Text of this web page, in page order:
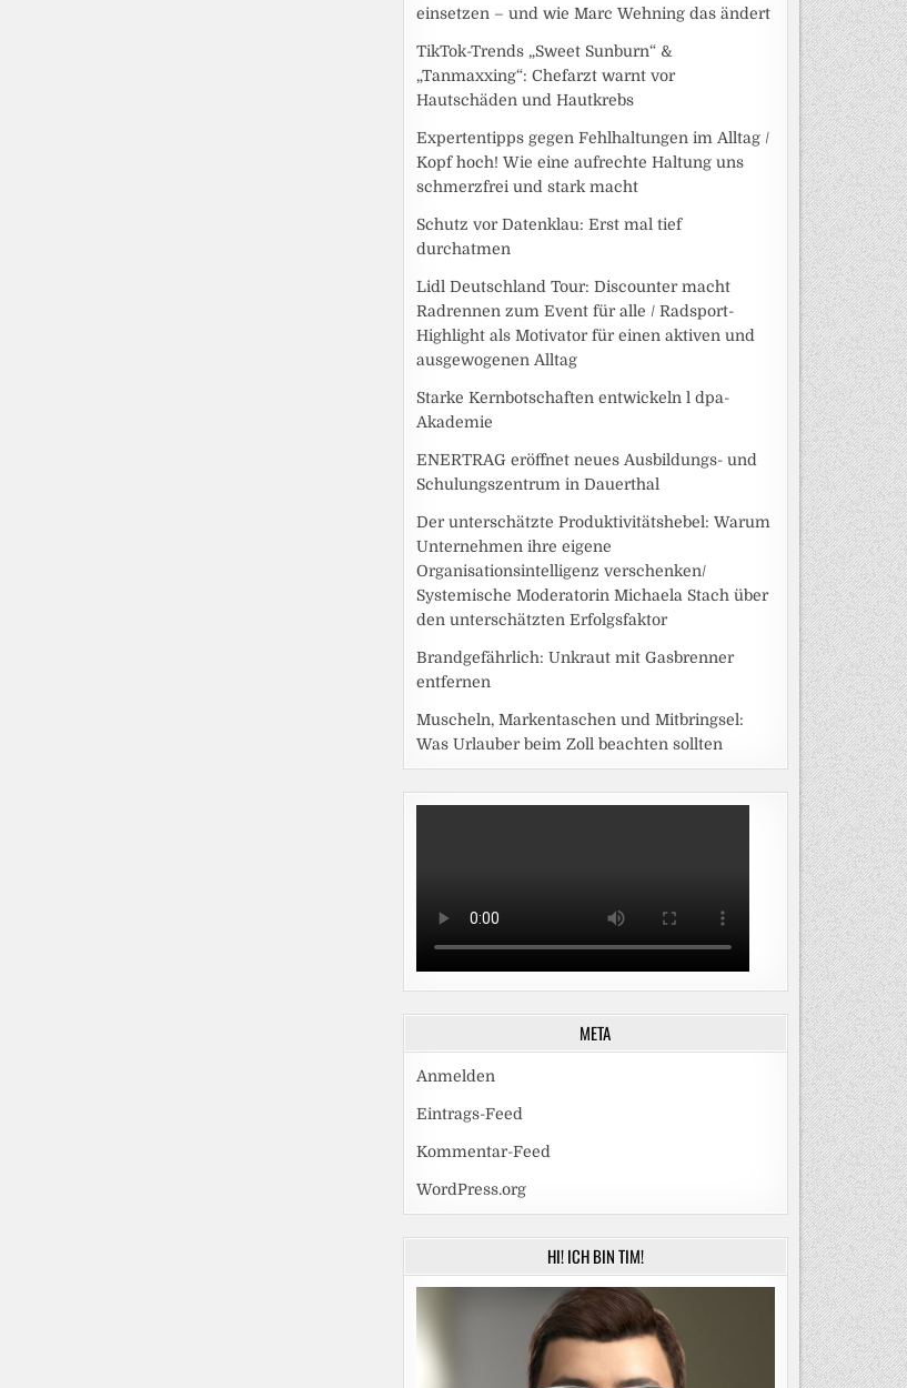
einsetzen – und wie Marc Wehning das ändert
TikTok-Trends „Sweet Sunburn“ &
„Tanmaxxing“: Chefarzt warnt vor
Hautschäden und Hautkrebs
Expertentipps gegen Fehlhaltungen im Alltag /
Kopf hoch! Wie eine aufrechte Haltung uns
schmerzfrei und stark macht
Schutz vor Datenklau: Erst mal tief
durchatmen
Lidl Deutschland Tour: Discounter macht
Radrennen zum Event für alle / Radsport-
Highlight als Motivator für einen aktiven und
ausgewogenen Alltag
Starke Kernbotschaften entwickeln l dpa-
Akademie
ENERTRAG eröffnet neues Ausbildungs- und
Schulungszentrum in Dauerthal
Der unterschätzte Produktivitätshebel: Warum
Unternehmen ihre eigene
Organisationsintelligenz verschenken/
Systemische Moderatorin Michaela Stach über
den unterschätzten Erfolgsfaktor
Brandgefährlich: Unkraut mit Gasbrenner
entfernen
Muscheln, Markentaschen und Mitbringsel:
Was Urlauber beim Zoll beachten sollten
META
Anmelden
Eintrags-Feed
Kommentar-Feed
WordPress.org
HI! ICH BIN TIM!